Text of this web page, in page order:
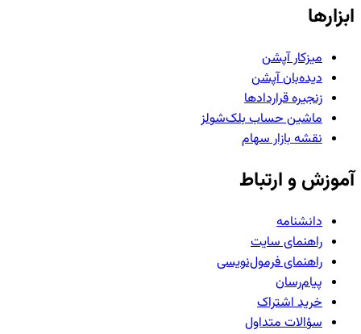
ابزارها
میزکار آپشن
دیده‌بان آپشن
زنجیره قراردادها
ماشین حساب بلک‌شولز
نقشه بازار سهام
آموزش و ارتباط
دانشنامه
راهنمای سایت
راهنمای فرمول‌نویسی
پیام‌رسان
خرید اشتراک
سؤالات متداول